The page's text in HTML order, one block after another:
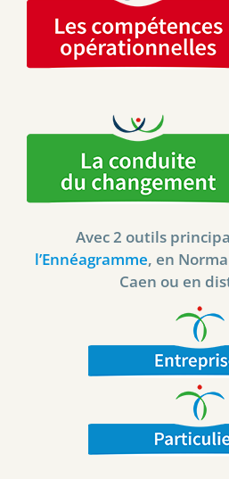
Avec 2 outils
l’Ennéagramme, en
Caen ou en